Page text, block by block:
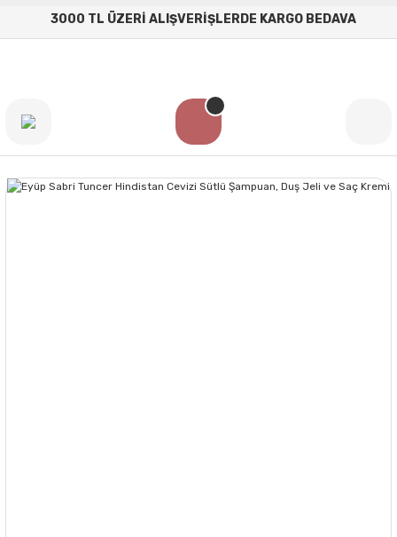
3000 TL ÜZERİ ALIŞVERİŞLERDE KARGO BEDAVA